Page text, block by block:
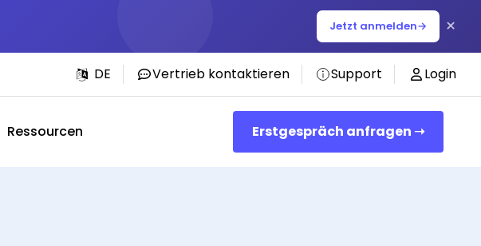
Jetzt anmelden→ ×
DE Vertrieb kontaktieren Support Login
Erstgespräch anfragen ➝
Ressourcen